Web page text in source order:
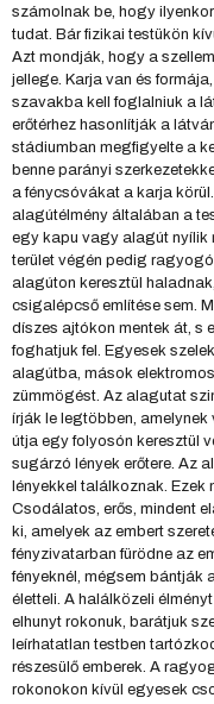
számolnak be, hogy
tudat. Bár fizikai testükön
Azt mondják, hogy a
jellege. Karja van és
szavakba kell foglalniuk a
erőtérhez hasonlítják a
stádiumban megfigyelte a
benne parányi
a fénycsóvákat a karja
alagútélmény általában a
egy kapu vagy alagút nyílik
terület végén pedig
alagúton keresztül
csigalépcső említése sem.
díszes ajtókon mentek át, s
foghatjuk fel. Egyesek
alagútba, mások
zümmögést. Az alagutat
írják le legtöbben,
útja egy folyosón keresztül
sugárzó lények erőtere. Az
lényekkel találkoznak. Ezek
Csodálatos, erős, mindent
ki, amelyek az embert
fényzivatarban fürödne az
fényeknél, mégsem bántják
életteli. A halálközeli
elhunyt rokonuk, barátjuk
leírhatatlan testben
részesülő emberek. A
rokonokon kívül egyesek